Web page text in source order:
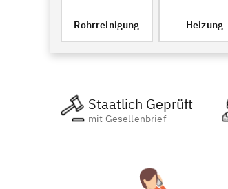
Rohrreinigung Heizung
Staatlich Geprüft
mit Gesellenbrief